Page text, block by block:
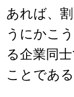
あれば、
うにかこ
る企業同
ことである